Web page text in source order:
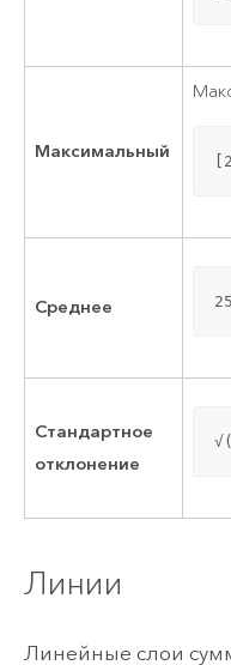
Максимальный
Среднее
Стандартное
отклонение
Линии
Линейные слои